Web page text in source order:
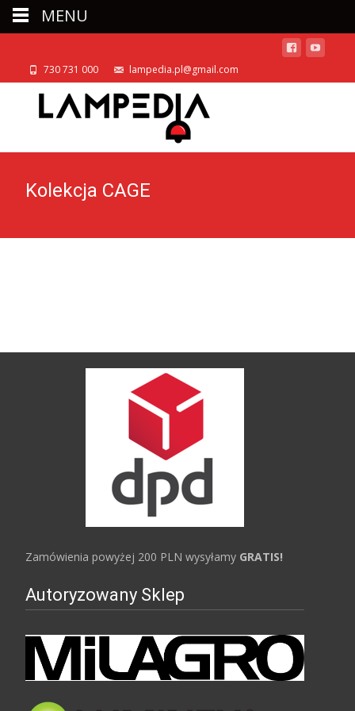
730 731 000 lampedia.pl@gmail.com
Kolekcja CAGE
Zamówienia powyżej 200 PLN wysyłamy GRATIS!
Autoryzowany Sklep
MENU